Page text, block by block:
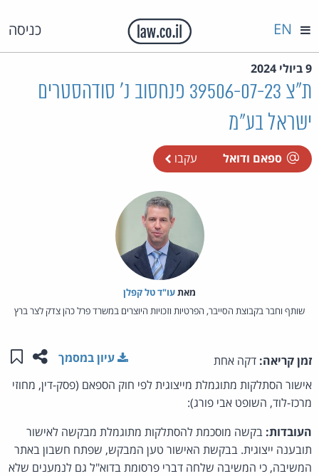
כניסה EN
9 ביולי 2024
ת"צ 39506-07-23 פנחסוב נ' סודהסטרים
ישראל בע"מ
ספאם ודואל עקבו
מאת‏עו"ד טל קפלן
שותף וחבר בקבוצת הסייבר, הפרטיות וזכויות היוצרים במשרד פרל כהן צדק לצר ברץ
זמן קריאה: דקה אחת שתפו
עיון במסמך
אישור הסתלקות מתוגמלת מייצוגית לפי חוק הספאם (פסק-דין, מחוזי
מרכז-לוד, השופט אבי פורג):
העובדות: בקשה מוסכמת להסתלקות מתוגמלת מבקשה לאישור
תובענה ייצוגית. בבקשת האישור טען המבקש, שפתח חשבון באתר
המשיבה, כי המשיבה שלחה דברי פרסומת בדוא"ל גם לנמענים שלא